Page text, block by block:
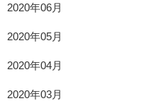
2020年06月
2020年05月
2020年04月
2020年03月